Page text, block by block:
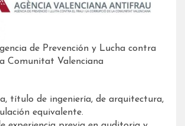
de Prevención y Lucha contra
Comunitat Valenciana
título de ingeniería, de arquitectura,
equivalente.